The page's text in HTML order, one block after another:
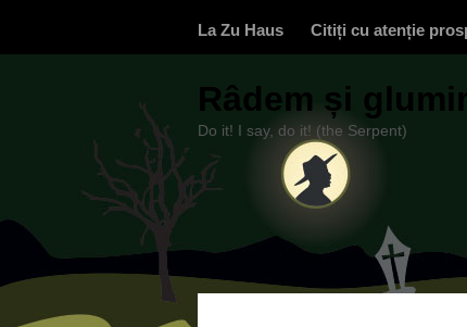
La Zu Haus Citiți cu atenție
Râdem și
Do it! I say, do it! (the Serpent)